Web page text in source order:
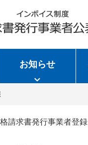
お知らせ
請求書発行事業者登